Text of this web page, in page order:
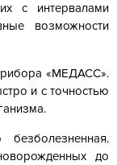
с интервалами
возможности
«МЕДАСС».
и с точностью
до